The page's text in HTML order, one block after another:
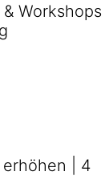
Workshops
| 4